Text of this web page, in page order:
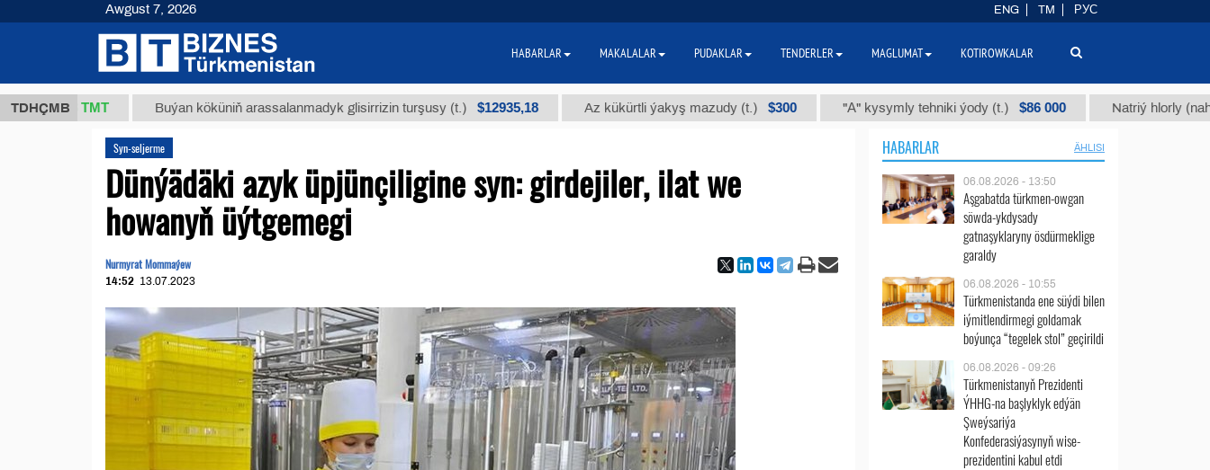
TDHÇMB
37,8 ТМТ Buýan köküniň arassalanmadyk glisirrizin turşusy (t.) $12935,18 Az kükürtli ýakyş mazudy (t.) $300 "А" kysymly tehniki ýody (t.) $86 000 Natriý hlorly (nahar
Syn-seljerme
Dünýädäki azyk üpjünçiligine syn: girdejiler, ilat we
howanyň üýtgemegi
Nurmyrat Mommaýew
14:52 13.07.2023
HABARLAR ÄHLISI
06.08.2026 - 13:50
Aşgabatda türkmen-owgan
söwda-ykdysady
gatnaşyklaryny ösdürmeklige
garaldy
06.08.2026 - 10:55
Türkmenistanda ene süýdi bilen
iýmitlendirmegi goldamak
boýunça “tegelek stol” geçirildi
06.08.2026 - 09:26
Türkmenistanyň Prezidenti
ÝHHG-na başlyklyk edýän
Şweýsariýa
Konfederasiýasynyň wise-
prezidentini kabul etdi
Awgust 7, 2026 ENG TM РУС
HABARLAR MAKALALAR PUDAKLAR TENDERLER MAGLUMAT KOTIROWKALAR